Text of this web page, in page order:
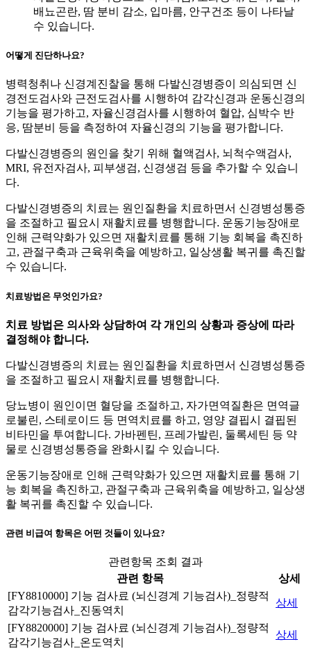
배뇨곤란, 땀 분비 감소, 입마름, 안구건조 등이 나타날
수 있습니다.
어떻게 진단하나요?
병력청취나 신경계진찰을 통해 다발신경병증이 의심되면 신
경전도검사와 근전도검사를 시행하여 감각신경과 운동신경의
기능을 평가하고, 자율신경검사를 시행하여 혈압, 심박수 반
응, 땀분비 등을 측정하여 자율신경의 기능을 평가합니다.
다발신경병증의 원인을 찾기 위해 혈액검사, 뇌척수액검사,
MRI, 유전자검사, 피부생검, 신경생검 등을 추가할 수 있습니
다.
다발신경병증의 치료는 원인질환을 치료하면서 신경병성통증
을 조절하고 필요시 재활치료를 병행합니다. 운동기능장애로
인해 근력약화가 있으면 재활치료를 통해 기능 회복을 촉진하
고, 관절구축과 근육위축을 예방하고, 일상생활 복귀를 촉진할
수 있습니다.
치료방법은 무엇인가요?
치료 방법은 의사와 상담하여 각 개인의 상황과 증상에 따라
결정해야 합니다.
다발신경병증의 치료는 원인질환을 치료하면서 신경병성통증
을 조절하고 필요시 재활치료를 병행합니다.
당뇨병이 원인이면 혈당을 조절하고, 자가면역질환은 면역글
로불린, 스테로이드 등 면역치료를 하고, 영양 결핍시 결핍된
비타민을 투여합니다. 가바펜틴, 프레가발린, 둘록세틴 등 약
물로 신경병성통증을 완화시킬 수 있습니다.
운동기능장애로 인해 근력약화가 있으면 재활치료를 통해 기
능 회복을 촉진하고, 관절구축과 근육위축을 예방하고, 일상생
활 복귀를 촉진할 수 있습니다.
관련 비급여 항목은 어떤 것들이 있나요?
관련항목 조회 결과
관련 항목
상세
[FY8810000] 기능 검사료 (뇌신경계 기능검사)_정량적
감각기능검사_진동역치
상세
[FY8820000] 기능 검사료 (뇌신경계 기능검사)_정량적
감각기능검사_온도역치
상세